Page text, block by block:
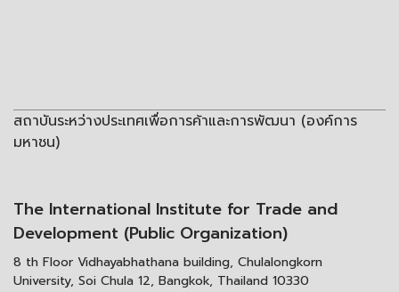
สถาบันระหว่างประเทศเพื่อการค้าและการพัฒนา (องค์การ
มหาชน)
The International Institute for Trade and
Development (Public Organization)
8 th Floor Vidhayabhathana building, Chulalongkorn
University, Soi Chula 12, Bangkok, Thailand 10330